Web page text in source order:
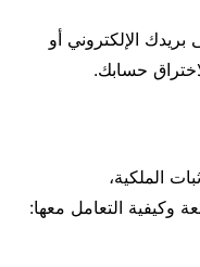
الإلكتروني أو
حسابك.
الملكية،
وكيفية التعامل معها: